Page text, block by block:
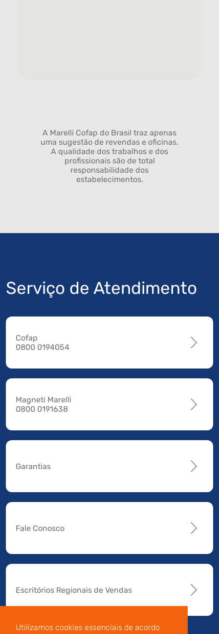
Utilizamos cookies essenciais de acordo
A Marelli Cofap do Brasil traz apenas
uma sugestão de revendas e oficinas.
A qualidade dos trabalhos e dos
profissionais são de total
responsabilidade dos
estabelecimentos.
Serviço de Atendimento
Cofap
0800 0194054
Magneti Marelli
0800 0191638
Garantias
Fale Conosco
Escritórios Regionais de Vendas